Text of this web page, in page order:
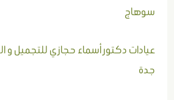
سوهاج
عيادات دكتور أسماء حجازي للتجميل و
جدة